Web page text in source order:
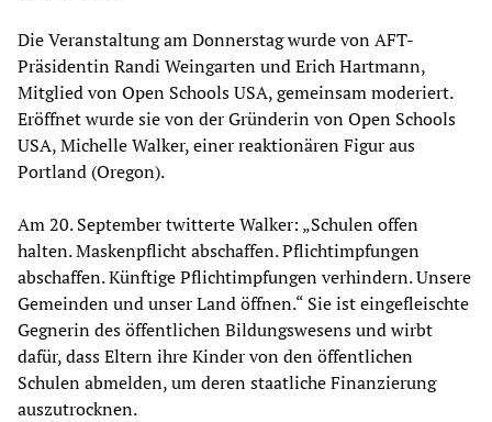
Die Veranstaltung am Donnerstag wurde von AFT-
Präsidentin Randi Weingarten und Erich Hartmann,
Mitglied von Open Schools USA, gemeinsam moderiert.
Eröffnet wurde sie von der Gründerin von Open Schools
USA, Michelle Walker, einer reaktionären Figur aus
Portland (Oregon).
Am 20. September twitterte Walker: „Schulen offen
halten. Maskenpflicht abschaffen. Pflichtimpfungen
abschaffen. Künftige Pflichtimpfungen verhindern. Unsere
Gemeinden und unser Land öffnen.“ Sie ist eingefleischte
Gegnerin des öffentlichen Bildungswesens und wirbt
dafür, dass Eltern ihre Kinder von den öffentlichen
Schulen abmelden, um deren staatliche Finanzierung
auszutrocknen.